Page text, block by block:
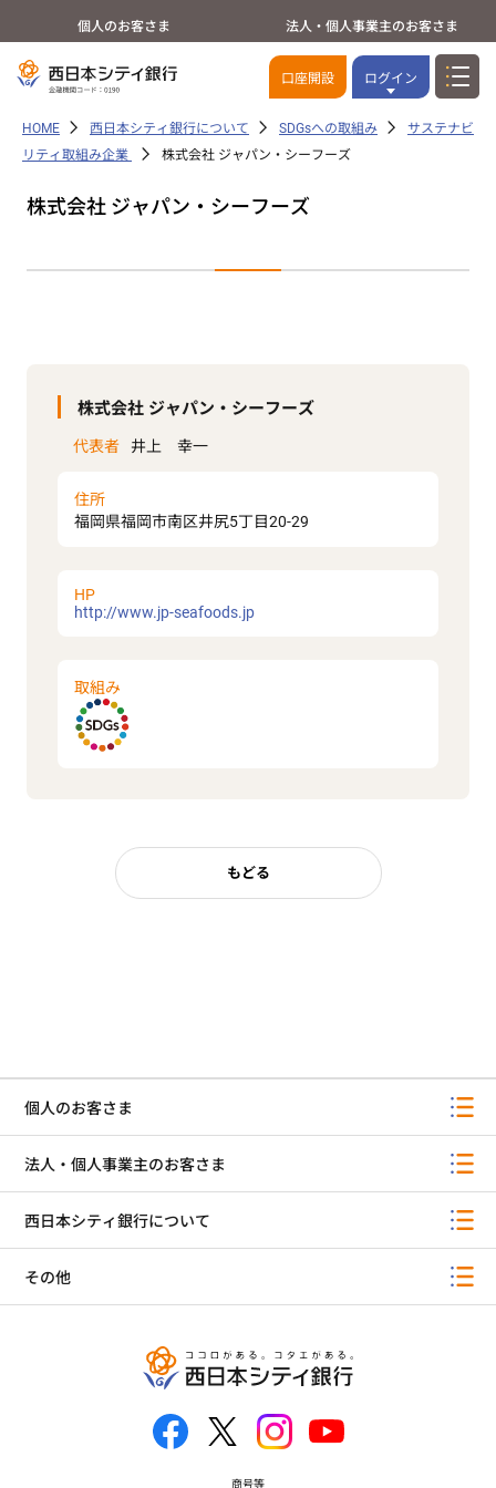
個人のお客さま 法人・個人事業主のお客さま
口座開設 ログイン
HOME 西日本シティ銀行について SDGsへの取組み
サステナビ
リティ取組み企業
株式会社 ジャパン・シーフーズ
株式会社 ジャパン・シーフーズ
株式会社 ジャパン・シーフーズ
代表者 井上 幸一
住所
福岡県福岡市南区井尻5丁目20-29
HP
http://www.jp-seafoods.jp
取組み
もどる
個人のお客さま
法人・個人事業主のお客さま
西日本シティ銀行について
その他
商号等